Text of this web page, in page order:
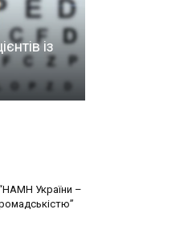
із
України –